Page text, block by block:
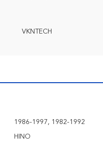
VKNTECH
1986-1997, 1982-1992
HINO